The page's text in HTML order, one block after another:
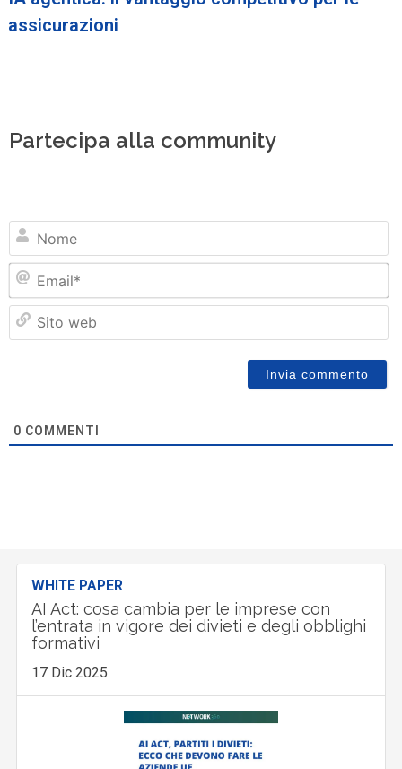
assicurazioni
Partecipa alla community
0 COMMENTI
WHITE PAPER
AI Act: cosa cambia per le imprese con
l’entrata in vigore dei divieti e degli obblighi
formativi
17 Dic 2025